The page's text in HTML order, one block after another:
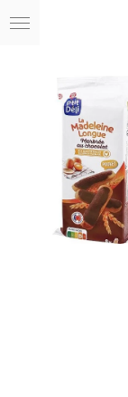
Skip